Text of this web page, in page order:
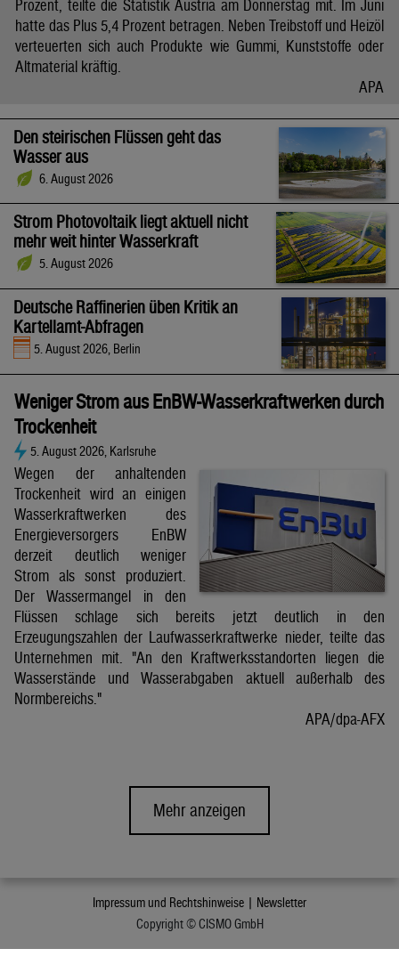
Prozent, teilte die Statistik Austria am Donnerstag mit. Im Juni
hatte das Plus 5,4 Prozent betragen. Neben Treibstoff und Heizöl
verteuerten sich auch Produkte wie Gummi, Kunststoffe oder
Altmaterial kräftig.
APA
Den steirischen Flüssen geht das
Wasser aus
6. August 2026
Strom Photovoltaik liegt aktuell nicht
mehr weit hinter Wasserkraft
5. August 2026
Deutsche Raffinerien üben Kritik an
Kartellamt-Abfragen
5. August 2026, Berlin
Weniger Strom aus EnBW-Wasserkraftwerken durch
Trockenheit
5. August 2026, Karlsruhe
Wegen der anhaltenden
Trockenheit wird an einigen
Wasserkraftwerken des
Energieversorgers EnBW
derzeit deutlich weniger
Strom als sonst produziert.
Der Wassermangel in den
Flüssen schlage sich bereits jetzt deutlich in den
Erzeugungszahlen der Laufwasserkraftwerke nieder, teilte das
Unternehmen mit. "An den Kraftwerksstandorten liegen die
Wasserstände und Wasserabgaben aktuell außerhalb des
Normbereichs."
APA/dpa-AFX
Mehr anzeigen
Impressum und Rechtshinweise | Newsletter
Copyright © CISMO GmbH